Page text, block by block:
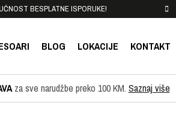
BESPLATNE ISPORUKE!
BLOG LOKACIJE KONTAKT
za sve narudžbe preko 100 KM. Saznaj više